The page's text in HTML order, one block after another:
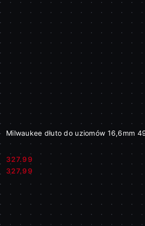
Milwaukee dłuto do uziomów 16,6mm
Cena:
327.99
Cena:
327.99